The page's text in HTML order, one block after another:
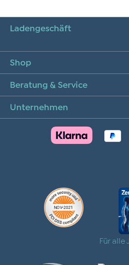
Ladengeschäft
Shop
Beratung & Service
Unternehmen
Für alle